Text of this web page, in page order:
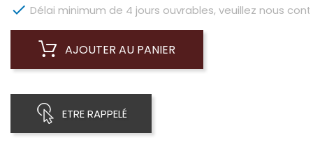
 Délai minimum de 4 jours ouvrables, veuillez nous
AJOUTER AU PANIER
ETRE RAPPELÉ